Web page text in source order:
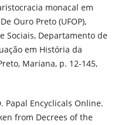
monacal em
Ouro Preto (UFOP),
Sociais, Departamento de
em História da
Mariana, p. 12-145,
Papal Encyclicals Online.
from Decrees of the